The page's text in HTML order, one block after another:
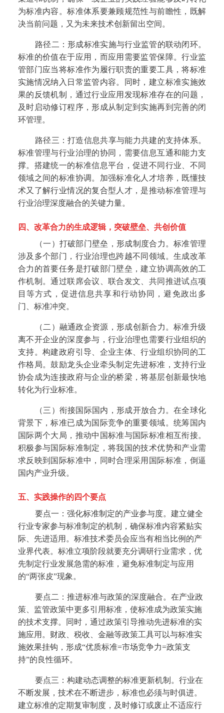
为标准内容。标准体系要兼顾规范性与前瞻性，既解
决当前问题，又为未来技术创新留出空间。
路径二：形成标准实施与行业监管的联动闭环。
标准的价值在于应用，而应用需要监管保障。行业监
管部门应当将标准作为履行职责的重要工具，将标准
实施情况纳入日常监管内容。同时，建立标准实施效
果的反馈机制，通过行业应用发现标准存在的问题，
及时启动修订程序，形成从制定到实施再到完善的闭
环管理。
路径三：打造信息共享与能力共建的支持体系。
标准管理与行业治理的协同，需要信息互通和能力支
撑。搭建统一的标准信息平台，促进不同行业、不同
领域之间的标准协调。加强标准化人才培养，既懂技
术又了解行业情况的复合型人才，是推动标准管理与
行业治理深度融合的关键力量。
四、 改革合力的生成逻辑，突破壁垒、共创价值
（一）打破部门壁垒，形成制度合力。标准管理
涉及多个部门，行业治理也跨越不同领域。生成改革
合力的首要任务是打破部门壁垒，建立协调高效的工
作机制。通过联席会议、联合发文、共同推进试点项
目等方式，促进信息共享和行动协同，避免政出多
门、标准冲突。
（二）融通政企资源，形成创新合力。标准升级
离不开企业的深度参与，行业治理也需要行业组织的
支持。构建政府引导、企业主体、行业组织协同的工
作格局。鼓励龙头企业牵头制定先进标准，支持行业
协会成为连接政府与企业的桥梁，将基层创新最快地
转化为行业标准。
（三）衔接国际国内，形成开放合力。在全球化
背景下，标准已成为国际竞争的重要领域。统筹国内
国际两个大局，推动中国标准与国际标准相互衔接。
积极参与国际标准制定，将我国的技术优势和产业需
求反映到国际标准中，同时合理采用国际标准，倒逼
国内产业升级。
五、实践操作的四个要点
要点一：强化标准制定的产业参与度。 建立健全
行业专家参与标准制定的机制，确保标准内容紧贴实
际、先进适用。标准技术委员会应当有相当比例的产
业界代表。标准立项阶段就要充分调研行业需求，优
先制定行业发展急需的标准，避免标准制定与应用
的“两张皮”现象。
要点二：推进标准与政策的深度融合。 在产业政
策、监管政策中更多引用标准，使标准成为政策实施
的技术支撑。同时，通过政策引导推动先进标准的实
施应用。财政、税收、金融等政策工具可以与标准实
施效果挂钩，形成“优质标准=市场竞争力=政策支
持”的良性循环。
要点三：构建动态调整的标准更新机制。 行业在
不断发展，技术在不断进步，标准也必须与时俱进。
建立标准的定期复审制度，及时修订或废止不适应行